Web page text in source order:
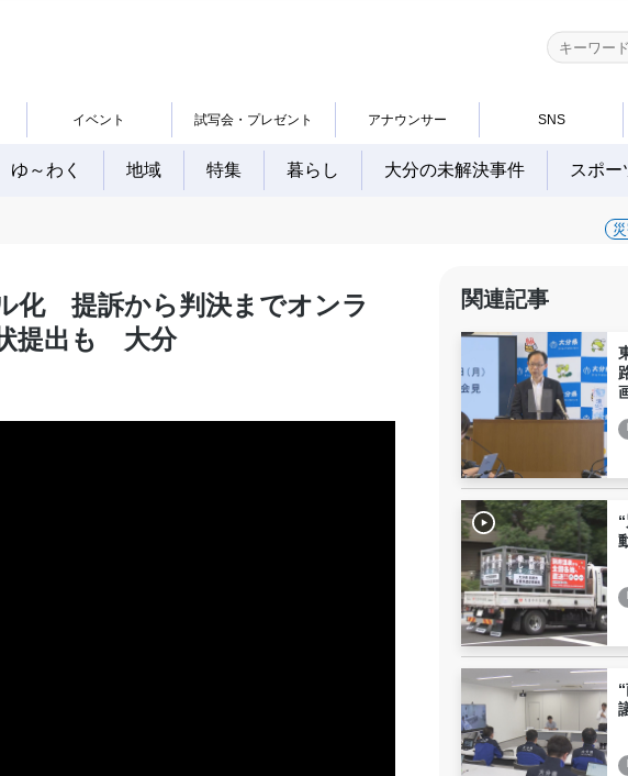
イベント 試写会・プレゼント アナウンサー SNS
ゆ～わく 地域 特集 暮らし 大分の未解決事件 スポー
化 提訴から判決までオンラ
提出も 大分
関連記事